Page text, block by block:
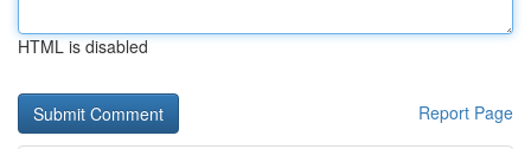
HTML is disabled
Report Page